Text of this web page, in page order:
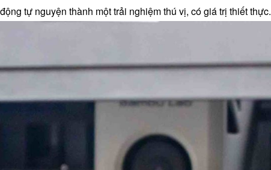
tự nguyện thành một trải nghiệm thú vị, có giá trị thiết thực.